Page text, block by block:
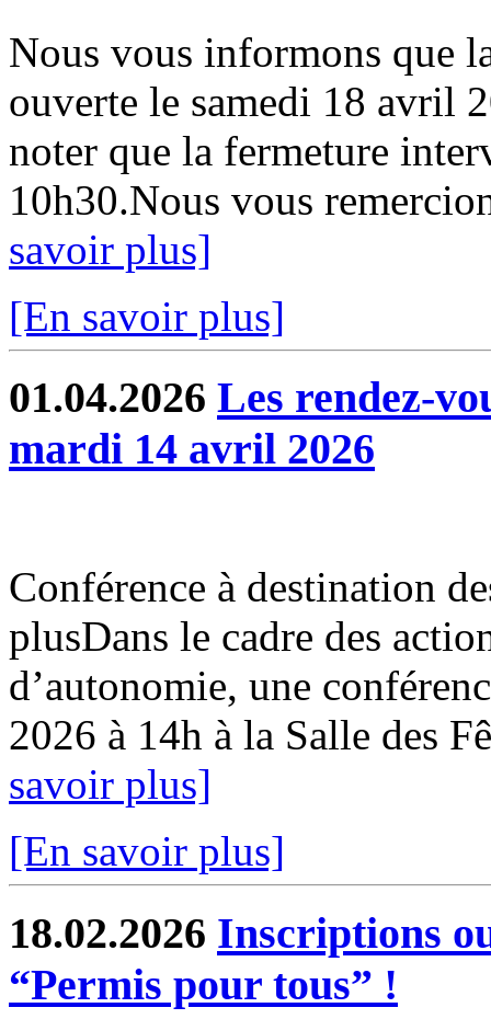
Nous vous informons que
ouverte le samedi 18 avril
noter que la fermeture
10h30.Nous vous
savoir plus]
[En savoir plus]
01.04.2026 Les rendez-
mardi 14 avril 2026
Conférence à destination
plusDans le cadre des
d’autonomie, une
2026 à 14h à la Salle des
savoir plus]
[En savoir plus]
18.02.2026 Inscriptions
“Permis pour tous” !